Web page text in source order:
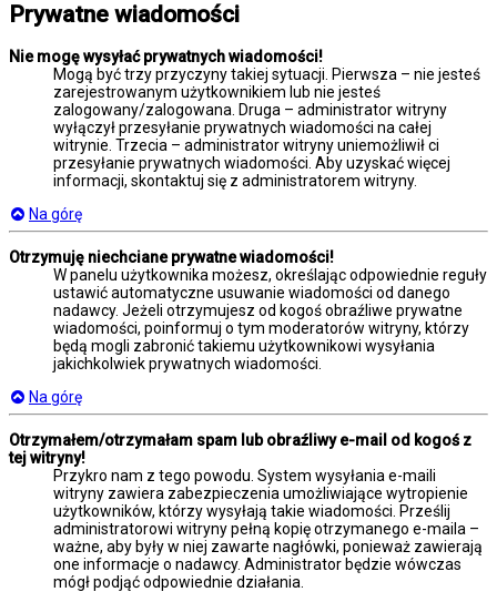
Prywatne wiadomości
Nie mogę wysyłać prywatnych wiadomości!
Mogą być trzy przyczyny takiej sytuacji. Pierwsza – nie jesteś
zarejestrowanym użytkownikiem lub nie jesteś
zalogowany/zalogowana. Druga – administrator witryny
wyłączył przesyłanie prywatnych wiadomości na całej
witrynie. Trzecia – administrator witryny uniemożliwił ci
przesyłanie prywatnych wiadomości. Aby uzyskać więcej
informacji, skontaktuj się z administratorem witryny.
Na górę
Otrzymuję niechciane prywatne wiadomości!
W panelu użytkownika możesz, określając odpowiednie reguły
ustawić automatyczne usuwanie wiadomości od danego
nadawcy. Jeżeli otrzymujesz od kogoś obraźliwe prywatne
wiadomości, poinformuj o tym moderatorów witryny, którzy
będą mogli zabronić takiemu użytkownikowi wysyłania
jakichkolwiek prywatnych wiadomości.
Na górę
Otrzymałem/otrzymałam spam lub obraźliwy e-mail od kogoś z
tej witryny!
Przykro nam z tego powodu. System wysyłania e-maili
witryny zawiera zabezpieczenia umożliwiające wytropienie
użytkowników, którzy wysyłają takie wiadomości. Prześlij
administratorowi witryny pełną kopię otrzymanego e-maila –
ważne, aby były w niej zawarte nagłówki, ponieważ zawierają
one informacje o nadawcy. Administrator będzie wówczas
mógł podjąć odpowiednie działania.